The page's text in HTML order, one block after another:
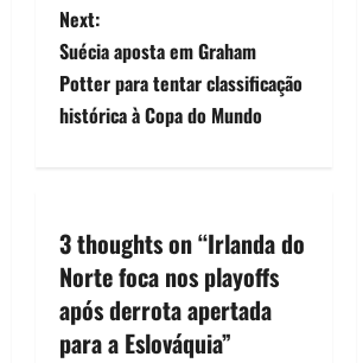
Next:
Suécia aposta em Graham
Potter para tentar classificação
histórica à Copa do Mundo
3 thoughts on “Irlanda do
Norte foca nos playoffs
após derrota apertada
para a Eslováquia”